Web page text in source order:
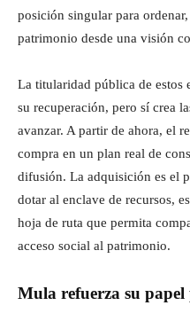
posición singular para
patrimonio desde una visión
La titularidad pública de estos
su recuperación, pero sí crea
avanzar. A partir de ahora, el
compra en un plan real de
difusión. La adquisición es el
dotar al enclave de recursos,
hoja de ruta que permita
acceso social al patrimonio.
Mula refuerza su